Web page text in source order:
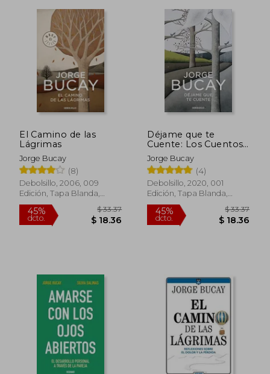
$ 11.00
El Camino de las
Lágrimas
Jorge Bucay
(8)
Debolsillo, 2006, 009
Edición, Tapa Blanda,
Nuevo
Déjame que te
Cuente: Los Cuentos
que me Enseñaron a
Vivir
Jorge Bucay
(4)
Debolsillo, 2020, 001
Edición, Tapa Blanda,
Nuevo